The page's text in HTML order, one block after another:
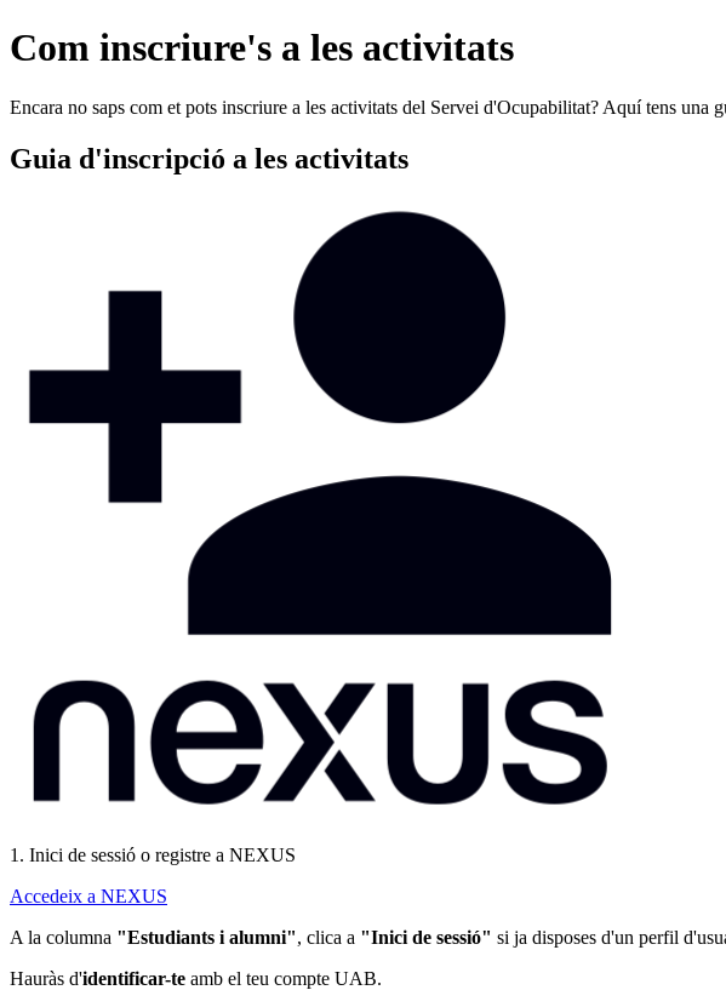
Com inscriure's a les activitats
Encara no saps com et pots inscriure a les activitats del Servei d'Ocupabilitat? Aquí tens una
Guia d'inscripció a les activitats
1. Inici de sessió o registre a NEXUS
Accedeix a NEXUS
A la columna "Estudiants i alumni", clica a "Inici de sessió" si ja disposes d'un perfil
Hauràs d'identificar-te amb el teu compte UAB.